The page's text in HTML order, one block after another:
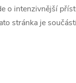
o intenzivnější
stránka je